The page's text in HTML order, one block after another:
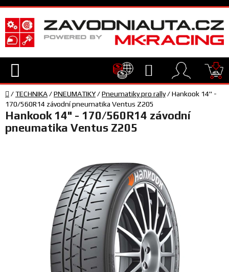
Přejít
na
obsah
Hledat
TECHNIKA
VYBAVENÍ
FANOUŠCI
Domů
/TECHNIKA/PNEUMATIKY/Pneumatiky pro rally/Hankook 14" -
170/560R14 závodní pneumatika Ventus Z205
Hankook 14" - 170/560R14 závodní
pneumatika Ventus Z205